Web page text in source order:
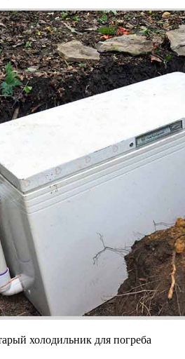
холодильник для погреба